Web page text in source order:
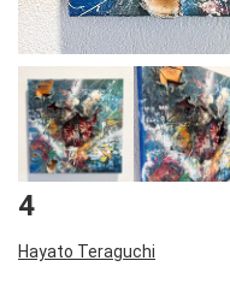
4
Hayato Teraguchi